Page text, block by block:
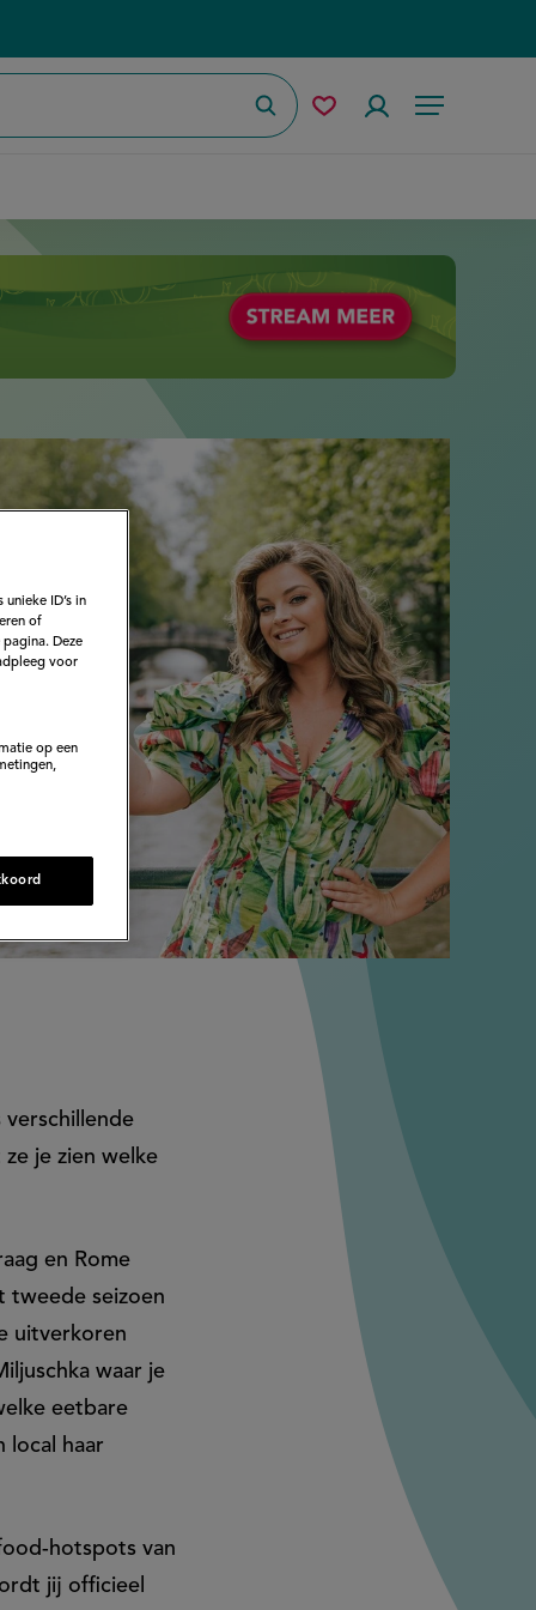
Menu
ZoekenMijn Accountmenu
verschillende
je zien welke
en Rome
tweede seizoen
uitverkoren
waar je
eetbare
local haar
hotspots van
jij officieel
ID’s in
of
Deze
voor
op een